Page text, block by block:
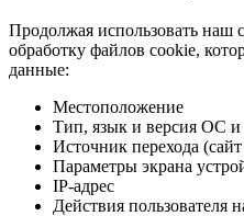
Продолжая использовать наш
обработку файлов cookie,
данные:
Местоположение
Тип, язык и версия ОС и
Источник перехода
Параметры экрана
IP-адрес
Действия пользователя